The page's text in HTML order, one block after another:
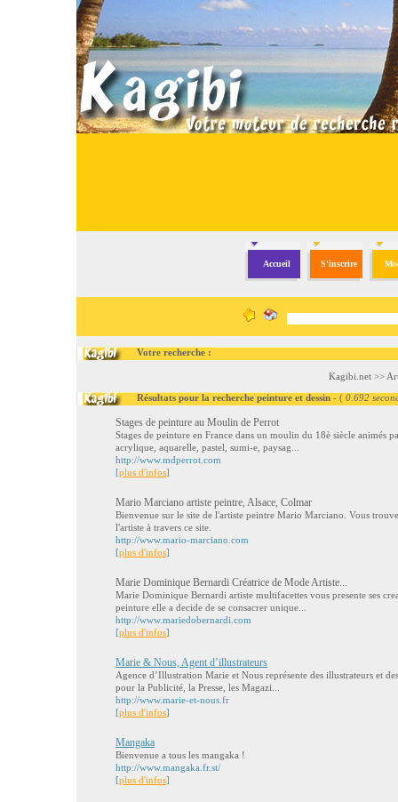
Accueil S'inscrire
Votre recherche :
Kagibi.net >>
Résultats pour la recherche peinture et dessin - ( 0.692
Stages de peinture au Moulin de Perrot
Stages de peinture en France dans un moulin du 18è siècle animés
acrylique, aquarelle, pastel, sumi-e, paysag...
http://www.mdperrot.com
[plus d'infos]
Mario Marciano artiste peintre, Alsace, Colmar
Bienvenue sur le site de l'artiste peintre Mario Marciano. Vous
l'artiste à travers ce site.
http://www.mario-marciano.com
[plus d'infos]
Marie Dominique Bernardi Créatrice de Mode Artiste...
Marie Dominique Bernardi artiste multifacettes vous presente ses
peinture elle a decide de se consacrer unique...
http://www.mariedobernardi.com
[plus d'infos]
Marie & Nous, Agent d’illustrateurs
Agence d’Illustration Marie et Nous représente des illustrateurs et
pour la Publicité, la Presse, les Magazi...
http://www.marie-et-nous.fr
[plus d'infos]
Mangaka
Bienvenue a tous les mangaka !
http://www.mangaka.fr.st/
[plus d'infos]